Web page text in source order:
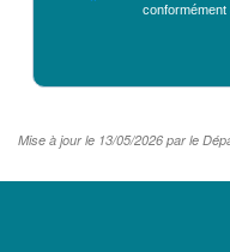
conformément
Mise à jour le 13/05/2026 par le